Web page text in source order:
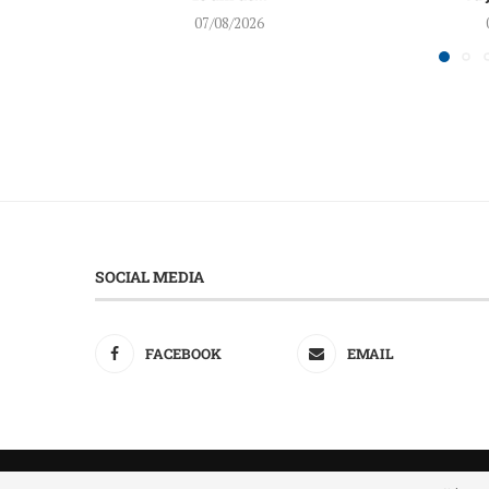
07/08/2026
SOCIAL MEDIA
FACEBOOK EMAIL